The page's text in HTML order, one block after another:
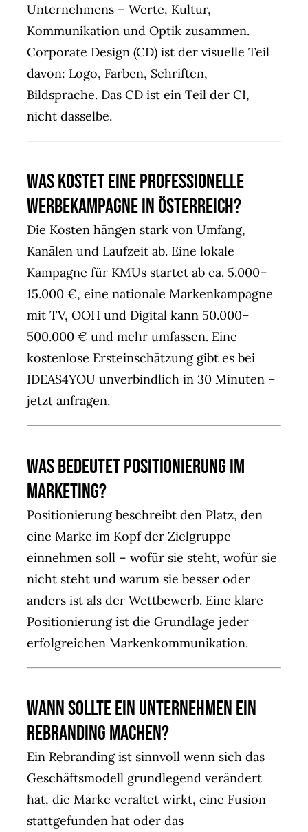
Unternehmens – Werte, Kultur,
Kommunikation und Optik zusammen.
Corporate Design (CD) ist der visuelle Teil
davon: Logo, Farben, Schriften,
Bildsprache. Das CD ist ein Teil der CI,
nicht dasselbe.
Was kostet eine professionelle
Werbekampagne in Österreich?
Die Kosten hängen stark von Umfang,
Kanälen und Laufzeit ab. Eine lokale
Kampagne für KMUs startet ab ca. 5.000–
15.000 €, eine nationale Markenkampagne
mit TV, OOH und Digital kann 50.000–
500.000 € und mehr umfassen. Eine
kostenlose Ersteinschätzung gibt es bei
IDEAS4YOU unverbindlich in 30 Minuten –
jetzt anfragen.
Was bedeutet Positionierung im
Marketing?
Positionierung beschreibt den Platz, den
eine Marke im Kopf der Zielgruppe
einnehmen soll – wofür sie steht, wofür sie
nicht steht und warum sie besser oder
anders ist als der Wettbewerb. Eine klare
Positionierung ist die Grundlage jeder
erfolgreichen Markenkommunikation.
Wann sollte ein Unternehmen ein
Rebranding machen?
Ein Rebranding ist sinnvoll wenn sich das
Geschäftsmodell grundlegend verändert
hat, die Marke veraltet wirkt, eine Fusion
stattgefunden hat oder das